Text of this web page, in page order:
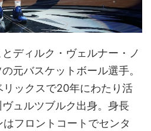
ディルク・ヴェルナー・ノ
元バスケットボール選手。
ックスで20年にわたり活
ュルツブルク出身。身長
フロントコートでセンタ